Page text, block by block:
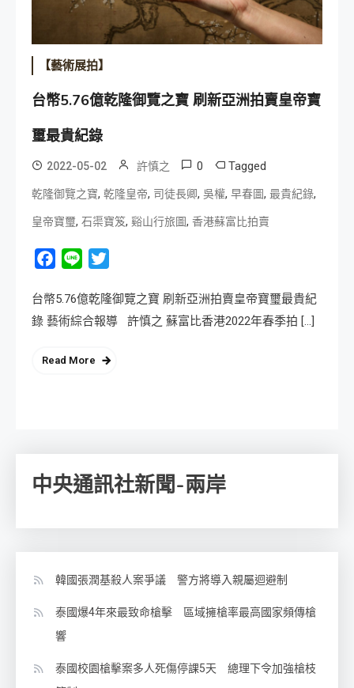
【藝術展拍】
台幣5.76億乾隆御覽之寶 刷新亞洲拍賣皇帝寶
璽最貴紀錄
2022-05-02 許慎之 0 Tagged
乾隆御覽之寶, 乾隆皇帝, 司徒長卿, 吳權, 早春圖, 最貴紀錄,
皇帝寶璽, 石渠寶笈, 谿山行旅圖, 香港蘇富比拍賣
Facebook
Line
台幣5.76億乾隆御覽之寶 刷新亞洲拍賣皇帝寶璽最貴紀
錄 藝術綜合報導 許慎之 蘇富比香港2022年春季拍 […]
Read More
中央通訊社新聞-兩岸
韓國張潤基殺人案爭議 警方將導入親屬迴避制
泰國爆4年來最致命槍擊 區域擁槍率最高國家頻傳槍
響
泰國校園槍擊案多人死傷停課5天 總理下令加強槍枝